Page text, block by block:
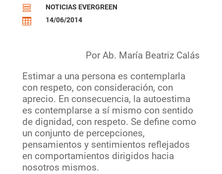
 NOTICIAS EVERGREEN
 14/06/2014
Por Ab. María Beatriz Calás
Estimar a una persona es contemplarla
con respeto, con consideración, con
aprecio. En consecuencia, la autoestima
es contemplarse a sí mismo con sentido
de dignidad, con respeto. Se define como
un conjunto de percepciones,
pensamientos y sentimientos reflejados
en comportamientos dirigidos hacia
nosotros mismos.